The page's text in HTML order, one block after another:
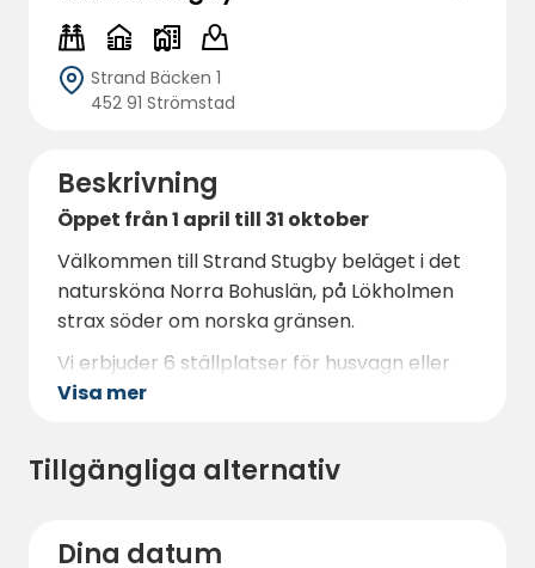
Strand Bäcken 1
452 91 Strömstad
Beskrivning
Öppet från 1 april till 31 oktober
Välkommen till Strand Stugby beläget i det
natursköna Norra Bohuslän, på Lökholmen
strax söder om norska gränsen.
Vi erbjuder 6 ställplatser för husvagn eller
husbil, platserna är 120-200 m2, har
FÖRBOKA HELST MEN KONTROLLERA
ALLTID TILLGÄNGLIGHET INNAN NI
Visa mer
Tillgängliga alternativ
Dina datum